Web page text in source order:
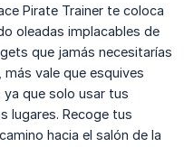
Pirate Trainer te coloca
oleadas implacables de
que jamás necesitarías
más vale que esquives
que solo usar tus
lugares. Recoge tus
hacia el salón de la